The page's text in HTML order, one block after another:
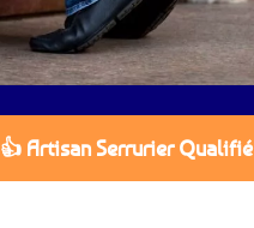
👍 Artisan Serrurier Qualifié